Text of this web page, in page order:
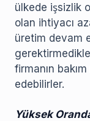
ülkede işsizlik
olan ihtiyacı
üretim devam
firmanın
edebilirler.
Yüksek